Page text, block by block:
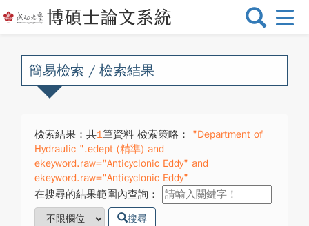
選
換
簡易檢索 / 檢索結果
檢索結果：共1筆資料 檢索策略：
"Department of
Hydraulic ".edept (精準) and
ekeyword.raw="Anticyclonic Eddy" and
ekeyword.raw="Anticyclonic Eddy"
在搜尋的結果範圍內查詢：
搜尋